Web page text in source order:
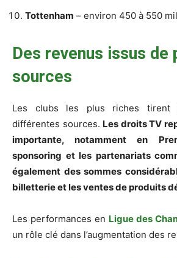
Tottenham – environ 450 à 550
Des revenus issus de
sources
Les clubs les plus riches tirent
différentes sources. Les droits TV
importante, notamment en
sponsoring et les partenariats
également des sommes
billetterie et les ventes de produits
Les performances en Ligue des
un rôle clé dans l’augmentation des